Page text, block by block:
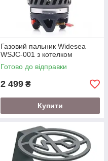
Газовий пальник Widesea
WSJC-001 з котелком
Готово до відправки
2 499 ₴
Купити